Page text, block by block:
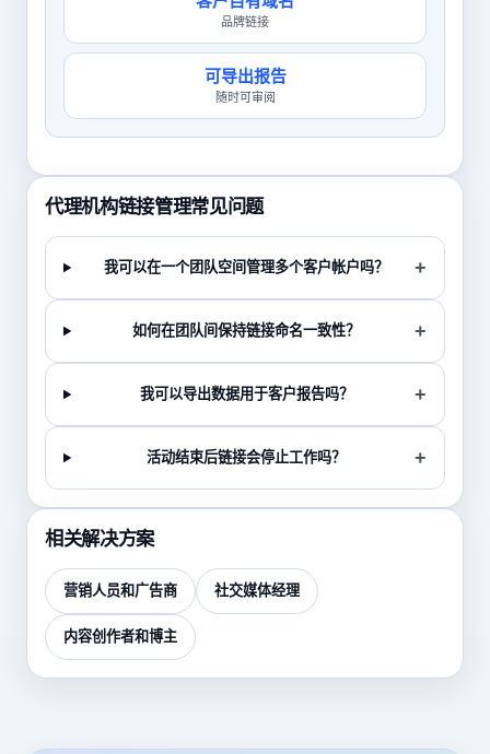
品牌链接
可导出报告
随时可审阅
代理机构链接管理常见问题
我可以在一个团队空间管理多个客户帐户吗？
如何在团队间保持链接命名一致性？
我可以导出数据用于客户报告吗？
活动结束后链接会停止工作吗？
相关解决方案
营销人员和广告商 社交媒体经理
内容创作者和博主